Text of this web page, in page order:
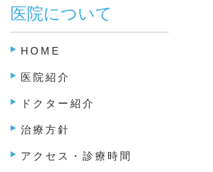
医院について
HOME
医院紹介
ドクター紹介
治療方針
アクセス・診療時間